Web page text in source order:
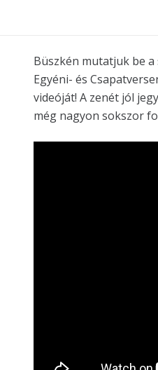
Büszkén mutatjuk be a
Egyéni- és
videóját! A zenét jól
még nagyon sokszor